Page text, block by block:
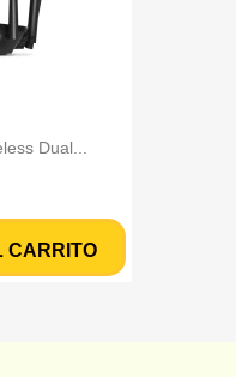
Dual...
CARRITO